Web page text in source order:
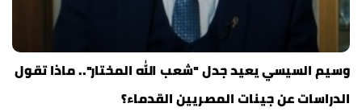
وسيم السيسي يعيد جدل "شعب الله المختار".. ماذا تقول
الدراسات عن جينات المصريين القدماء؟